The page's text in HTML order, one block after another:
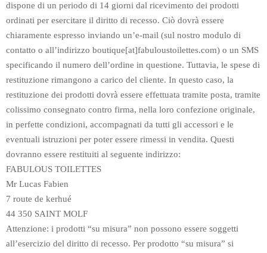
dispone di un periodo di 14 giorni dal ricevimento dei prodotti
ordinati per esercitare il diritto di recesso. Ciò dovrà essere
chiaramente espresso inviando un’e-mail (sul nostro modulo di
contatto o all’indirizzo boutique[at]fabuloustoilettes.com) o un SMS
specificando il numero dell’ordine in questione. Tuttavia, le spese di
restituzione rimangono a carico del cliente. In questo caso, la
restituzione dei prodotti dovrà essere effettuata tramite posta, tramite
colissimo consegnato contro firma, nella loro confezione originale,
in perfette condizioni, accompagnati da tutti gli accessori e le
eventuali istruzioni per poter essere rimessi in vendita. Questi
dovranno essere restituiti al seguente indirizzo:
FABULOUS TOILETTES
Mr Lucas Fabien
7 route de kerhué
44 350 SAINT MOLF
Attenzione: i prodotti “su misura” non possono essere soggetti
all’esercizio del diritto di recesso. Per prodotto “su misura” si